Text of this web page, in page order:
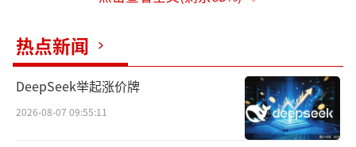
总部项目落户南京市江宁开发区，计划于今年
第二季度投入使用。如果项目建设顺利，南京
总部其实也已经到了要投入使用的时候了。
此前多家媒体报道，9月底前，极星科技
热点新闻
DeepSeek举起涨价牌
2026-08-07 09:55:11